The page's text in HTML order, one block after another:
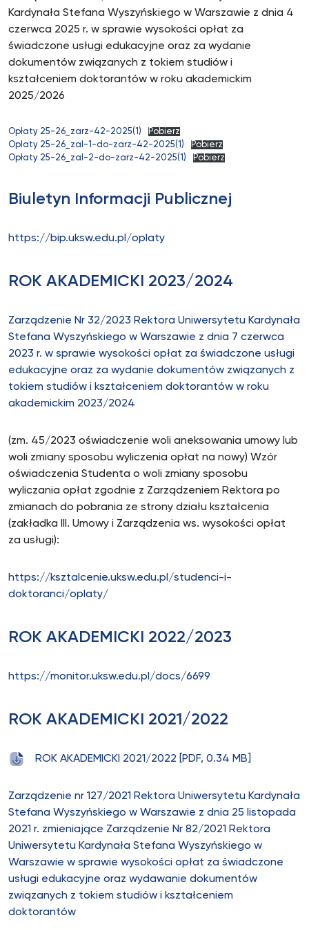
Kardynała Stefana Wyszyńskiego w Warszawie z dnia 4
czerwca 2025 r. w sprawie wysokości opłat za
świadczone usługi edukacyjne oraz za wydanie
dokumentów związanych z tokiem studiów i
kształceniem doktorantów w roku akademickim
2025/2026
Opłaty 25-26_zarz-42-2025(1)
Pobierz
Oplaty 25-26_zal-1-do-zarz-42-2025(1)
Pobierz
Opłaty 25-26_zal-2-do-zarz-42-2025(1)
Pobierz
Biuletyn Informacji Publicznej
https://bip.uksw.edu.pl/oplaty
ROK AKADEMICKI 2023/2024
Zarządzenie Nr 32/2023 Rektora Uniwersytetu Kardynała
Stefana Wyszyńskiego w Warszawie z dnia 7 czerwca
2023 r. w sprawie wysokości opłat za świadczone usługi
edukacyjne oraz za wydanie dokumentów związanych z
tokiem studiów i kształceniem doktorantów w roku
akademickim 2023/2024
(zm. 45/2023 oświadczenie woli aneksowania umowy lub
woli zmiany sposobu wyliczenia opłat na nowy) Wzór
oświadczenia Studenta o woli zmiany sposobu
wyliczania opłat zgodnie z Zarządzeniem Rektora po
zmianach do pobrania ze strony działu kształcenia
(zakładka III. Umowy i Zarządzenia ws. wysokości opłat
za usługi):
https://ksztalcenie.uksw.edu.pl/studenci-i-
doktoranci/oplaty/
ROK AKADEMICKI 2022/2023
https://monitor.uksw.edu.pl/docs/6699
ROK AKADEMICKI 2021/2022
ROK AKADEMICKI 2021/2022 [PDF, 0.34 MB]
Zarządzenie nr 127/2021 Rektora Uniwersytetu Kardynała
Stefana Wyszyńskiego w Warszawie z dnia 25 listopada
2021 r. zmieniające Zarządzenie Nr 82/2021 Rektora
Uniwersytetu Kardynała Stefana Wyszyńskiego w
Warszawie w sprawie wysokości opłat za świadczone
usługi edukacyjne oraz wydawanie dokumentów
związanych z tokiem studiów i kształceniem
doktorantów